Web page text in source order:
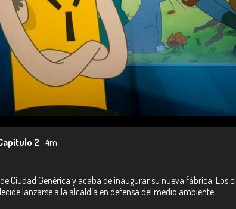
2 4m
Ciudad Genérica y acaba de inaugurar su nueva fábrica. Los
lanzarse a la alcaldía en defensa del medio ambiente.